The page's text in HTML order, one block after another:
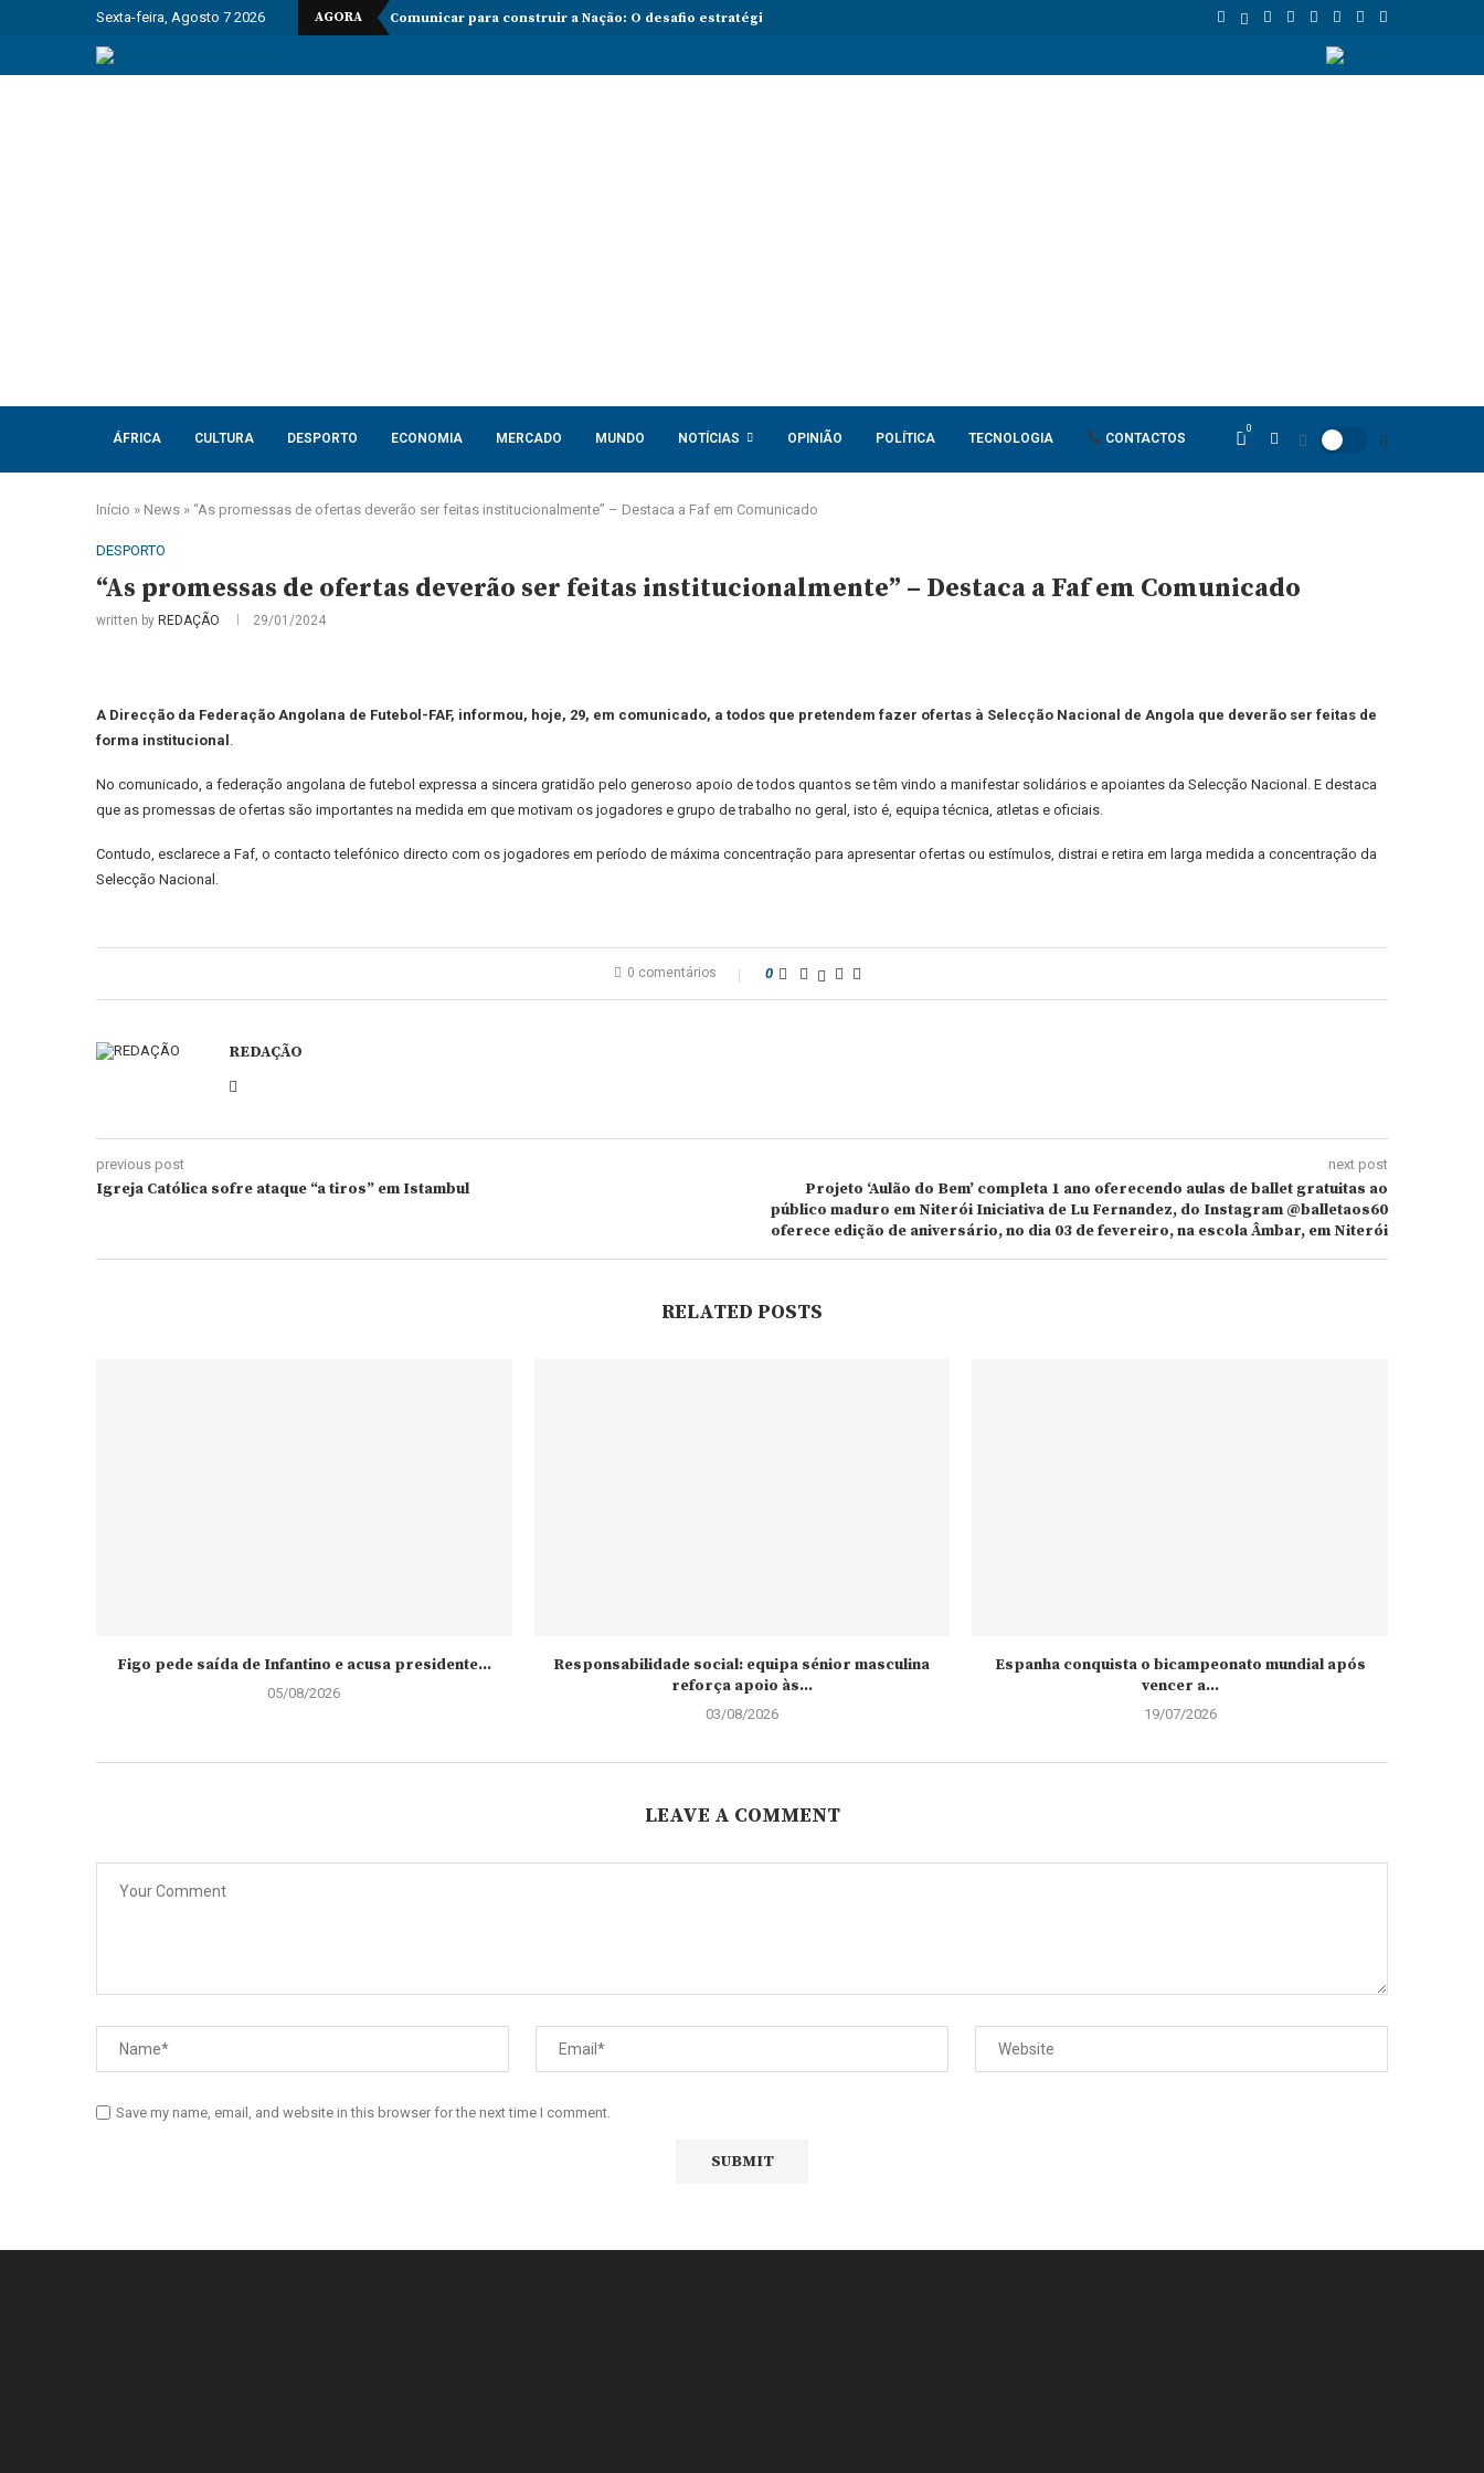
Sexta-feira, Agosto 7 2026 AGORA Comunicar para construir a Nação: O desafio estratégico de Angola aos 50 Anos de Independência ANPG e Sonangol E&P Concluem perfuração do poço
ÁFRICA CULTURA DESPORTO ECONOMIA MERCADO MUNDO NOTÍCIAS OPINIÃO POLÍTICA TECNOLOGIA CONTACTOS
0
Início » News » “As promessas de ofertas deverão ser feitas institucionalmente” – Destaca a Faf em Comunicado
DESPORTO
“As promessas de ofertas deverão ser feitas institucionalmente” – Destaca a Faf em Comunicado
written by REDAÇÃO 29/01/2024
A Direcção da Federação Angolana de Futebol-FAF, informou, hoje, 29, em comunicado, a todos que pretendem fazer ofertas à Selecção Nacional de Angola que deverão ser feitas de
forma institucional .
No comunicado, a federação angolana de futebol expressa a sincera gratidão pelo generoso apoio de todos quantos se têm vindo a manifestar solidários e apoiantes da Selecção Nacional. E destaca
que as promessas de ofertas são importantes na medida em que motivam os jogadores e grupo de trabalho no geral, isto é, equipa técnica, atletas e oficiais.
Contudo, esclarece a Faf, o contacto telefónico directo com os jogadores em período de máxima concentração para apresentar ofertas ou estímulos, distrai e retira em larga medida a concentração da
Selecção Nacional.
0 comentários 0
REDAÇÃO
previous post
Igreja Católica sofre ataque “a tiros” em Istambul
next post
Projeto ‘Aulão do Bem’ completa 1 ano oferecendo aulas de ballet gratuitas ao
público maduro em Niterói Iniciativa de Lu Fernandez, do Instagram @balletaos60
oferece edição de aniversário, no dia 03 de fevereiro, na escola Âmbar, em Niterói
RELATED POSTS
Figo pede saída de Infantino e acusa presidente...
05/08/2026
Responsabilidade social: equipa sénior masculina
reforça apoio às...
03/08/2026
Espanha conquista o bicampeonato mundial após
vencer a...
19/07/2026
LEAVE A COMMENT
Save my name, email, and website in this browser for the next time I comment.